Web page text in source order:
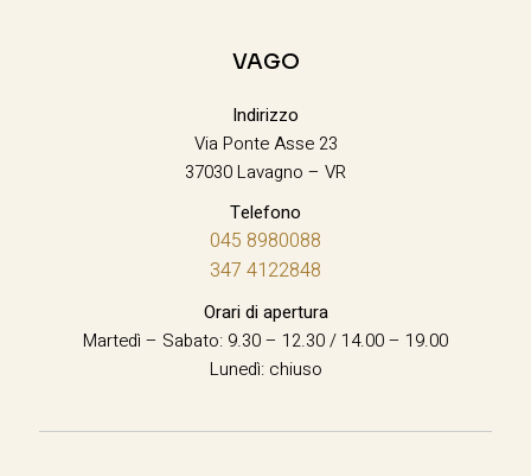
VAGO
Indirizzo
Via Ponte Asse 23
37030 Lavagno – VR
Telefono
045 8980088
347 4122848
Orari di apertura
Martedì – Sabato: 9.30 – 12.30 / 14.00 – 19.00
Lunedì: chiuso